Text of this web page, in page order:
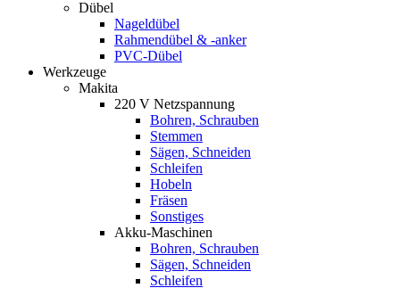
Dübel
Nageldübel
Rahmendübel & -anker
PVC-Dübel
Werkzeuge
Makita
220 V Netzspannung
Bohren, Schrauben
Stemmen
Sägen, Schneiden
Schleifen
Hobeln
Fräsen
Sonstiges
Akku-Maschinen
Bohren, Schrauben
Sägen, Schneiden
Schleifen